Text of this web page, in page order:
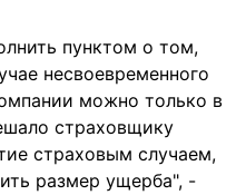
пунктом о том,
несвоевременного
можно только в
страховщику
страховым случаем,
размер ущерба", -